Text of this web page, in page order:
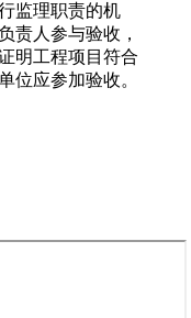
监理职责的机
责人参与验收，
明工程项目符合
位应参加验收。